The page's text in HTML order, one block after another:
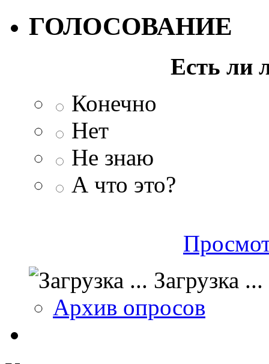
ГОЛОСОВАНИЕ
Есть ли
Конечно
Нет
Не знаю
А что это?
Загрузка ...
Архив опросов